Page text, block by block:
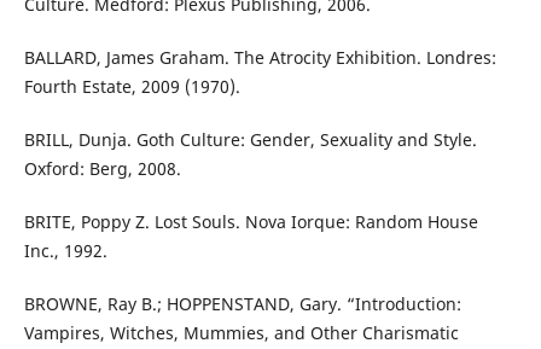
Culture. Medford: Plexus Publishing, 2006.
BALLARD, James Graham. The Atrocity Exhibition. Londres:
Fourth Estate, 2009 (1970).
BRILL, Dunja. Goth Culture: Gender, Sexuality and Style.
Oxford: Berg, 2008.
BRITE, Poppy Z. Lost Souls. Nova Iorque: Random House
Inc., 1992.
BROWNE, Ray B.; HOPPENSTAND, Gary. “Introduction:
Vampires, Witches, Mummies, and Other Charismatic